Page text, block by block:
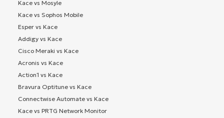
Kace vs Mosyle
Kace vs Sophos Mobile
Esper vs Kace
Addigy vs Kace
Cisco Meraki vs Kace
Acronis vs Kace
Action1 vs Kace
Bravura Optitune vs Kace
Connectwise Automate vs Kace
Kace vs PRTG Network Monitor